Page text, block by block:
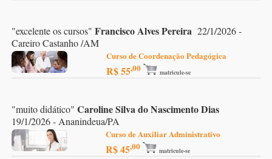
"excelente os cursos" Francisco Alves Pereira 22/1/2026 -
Careiro Castanho /AM
Curso de Coordenação Pedagógica
R$ 55,00 matricule-se
"muito didático" Caroline Silva do Nascimento Dias
19/1/2026 - Ananindeua/PA
Curso de Auxiliar Administrativo
R$ 45,00 matricule-se